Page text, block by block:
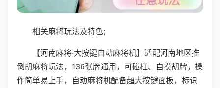
相关麻将玩法及特色;
【河南麻将·大按键自动麻将机】适配河南地区推
倒胡麻将玩法，136张牌通用，可碰杠、自摸胡牌，操
作简单易上手，自动麻将机配备超大按键面板，标识